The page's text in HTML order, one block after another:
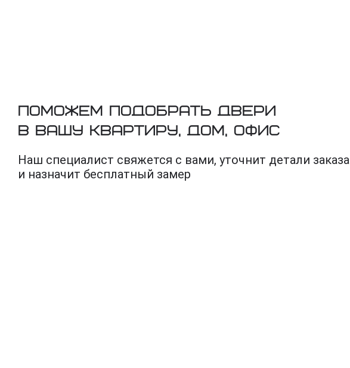
Поможем подобрать двери
в вашу квартиру, дом, офис
Наш специалист свяжется с вами, уточнит детали заказа
и назначит бесплатный замер